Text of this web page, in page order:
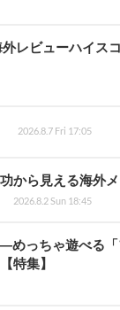
レビューハイス
2026.8.7 Fri 17:05
から見える海外
2026.8.2 Sun 18:45
めっちゃ遊べる「
特集】